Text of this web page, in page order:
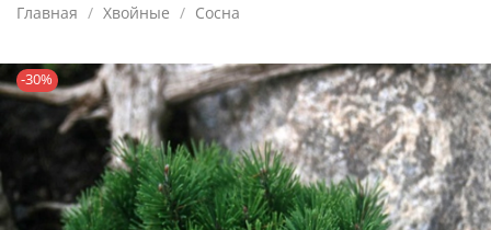
Главная Хвойные Сосна
-30%